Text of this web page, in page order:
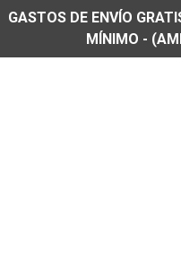
GASTOS DE ENVÍO
MÍNIMO -